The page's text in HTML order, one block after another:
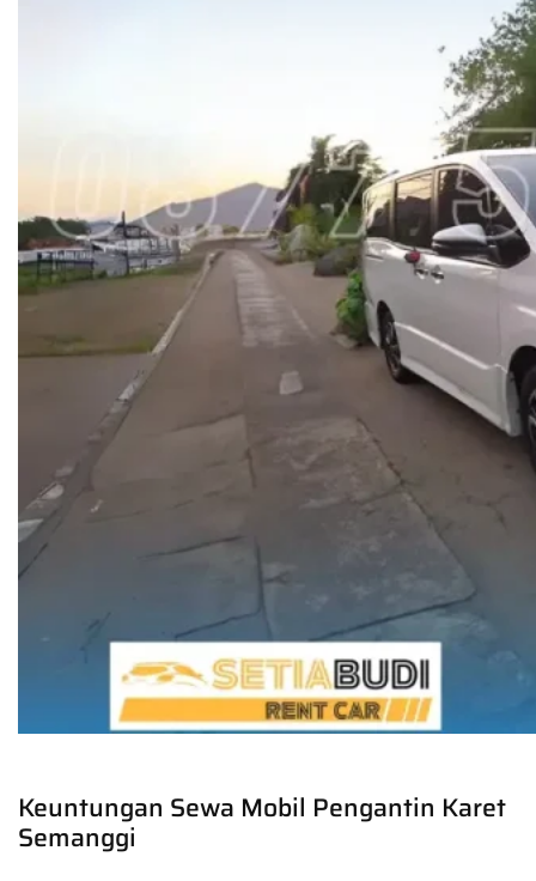
Keuntungan Sewa Mobil Pengantin Karet
Semanggi